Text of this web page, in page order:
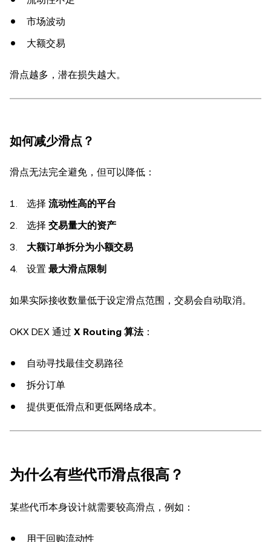
市场波动
大额交易
滑点越多，潜在损失越大。
如何减少滑点？
滑点无法完全避免，但可以降低：
选择 流动性高的平台
选择 交易量大的资产
大额订单拆分为小额交易
设置 最大滑点限制
如果实际接收数量低于设定滑点范围，交易会自动取消。
OKX DEX 通过 X Routing 算法：
自动寻找最佳交易路径
拆分订单
提供更低滑点和更低网络成本。
为什么有些代币滑点很高？
某些代币本身设计就需要较高滑点，例如：
用于回购流动性